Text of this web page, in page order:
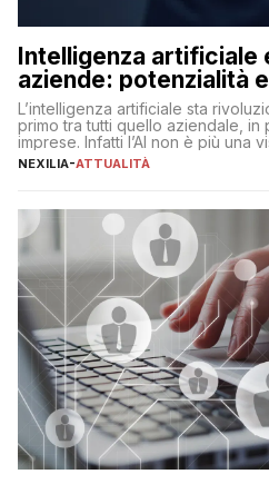
Intelligenza artificiale
aziende: potenzialità
L’intelligenza artificiale sta
primo tra tutti quello aziendale, in
imprese. Infatti l’AI non è più una
realtà operativa che sta portando
operazioni, bensì comporta […]
NEXILIA-ATTUALITÀ